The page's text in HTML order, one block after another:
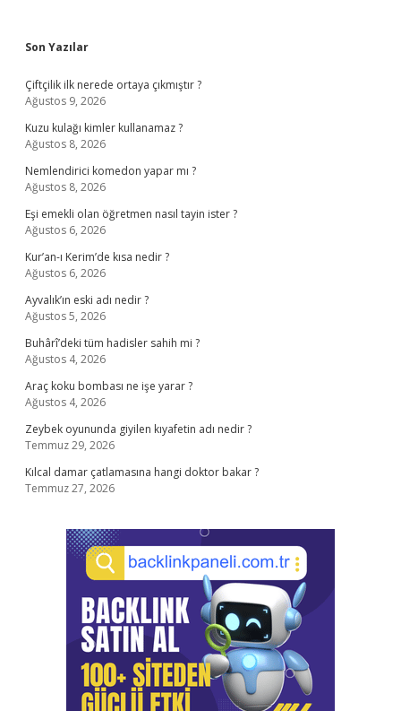
Sidebar
Son Yazılar
Çiftçilik ilk nerede ortaya çıkmıştır ?
Ağustos 9, 2026
Kuzu kulağı kimler kullanamaz ?
Ağustos 8, 2026
Nemlendirici komedon yapar mı ?
Ağustos 8, 2026
Eşi emekli olan öğretmen nasıl tayin ister ?
Ağustos 6, 2026
Kur’an-ı Kerim’de kısa nedir ?
Ağustos 6, 2026
Ayvalık’ın eski adı nedir ?
Ağustos 5, 2026
Buhârî’deki tüm hadisler sahih mi ?
Ağustos 4, 2026
Araç koku bombası ne işe yarar ?
Ağustos 4, 2026
Zeybek oyununda giyilen kıyafetin adı nedir ?
Temmuz 29, 2026
Kılcal damar çatlamasına hangi doktor bakar ?
Temmuz 27, 2026